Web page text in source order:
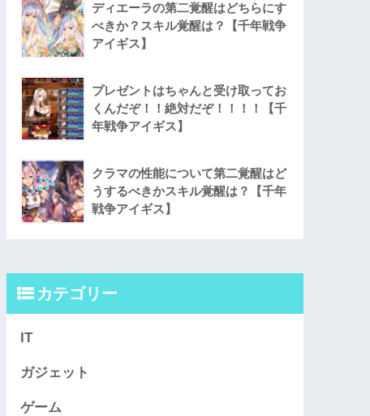
ディエーラの第二覚醒はどちらにす
べきか？スキル覚醒は？【千年戦争
アイギス】
プレゼントはちゃんと受け取ってお
くんだぞ！！絶対だぞ！！！！【千
年戦争アイギス】
クラマの性能について第二覚醒はど
うするべきかスキル覚醒は？【千年
戦争アイギス】
カテゴリー
IT
ガジェット
ゲーム